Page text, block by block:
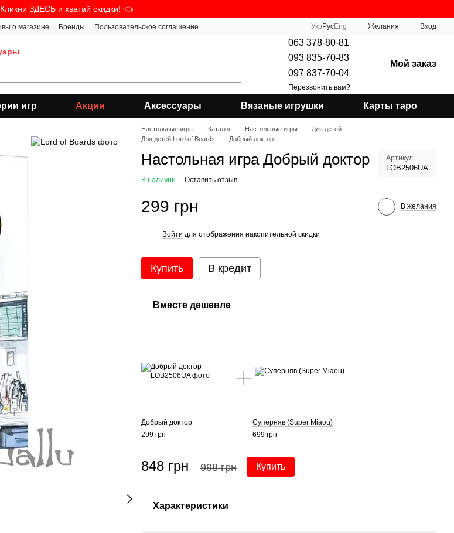
ЗДЕСЬ и хватай скидки! 👈
о магазине Бренды
Пользовательское соглашение
Укр РусEng Желания Вход
063 378-80-81
093 835-70-83
097 837-70-04
Перезвонить вам?
Мой заказ
игр Акции Аксессуары Вязаные игрушки Карты таро
Настольные игры Каталог Настольные игры
Для детей
Для детей Lord of Boards
Добрый доктор
Настольная игра Добрый доктор Артикул
LOB2506UA
В наличии Оставить отзыв
299 грн В желания
Войти для отображения накопительной скидки
Купить В кредит
Вместе дешевле
Добрый доктор
299 грн
Суперняв (Super Miaou)
699 грн
848 грн 998 грн Купить
Характеристики